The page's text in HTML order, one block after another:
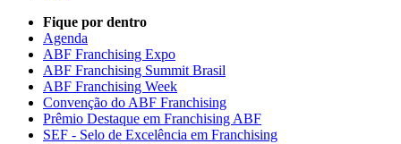
Fique por dentro
Agenda
ABF Franchising Expo
ABF Franchising Summit Brasil
ABF Franchising Week
Convenção do ABF Franchising
Prêmio Destaque em Franchising ABF
SEF - Selo de Excelência em Franchising